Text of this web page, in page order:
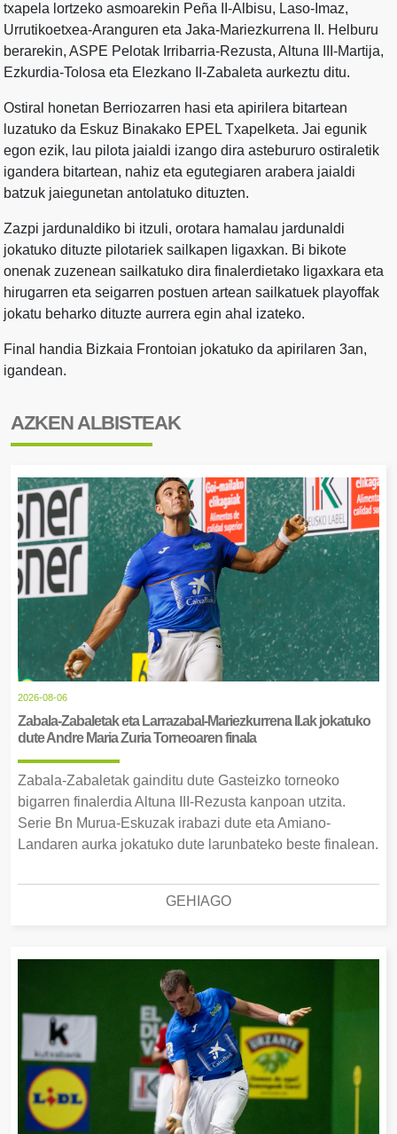
txapela lortzeko asmoarekin Peña II-Albisu, Laso-Imaz,
Urrutikoetxea-Aranguren eta Jaka-Mariezkurrena II. Helburu
berarekin, ASPE Pelotak Irribarria-Rezusta, Altuna III-Martija,
Ezkurdia-Tolosa eta Elezkano II-Zabaleta aurkeztu ditu.
Ostiral honetan Berriozarren hasi eta apirilera bitartean
luzatuko da Eskuz Binakako EPEL Txapelketa. Jai egunik
egon ezik, lau pilota jaialdi izango dira astebururo ostiraletik
igandera bitartean, nahiz eta egutegiaren arabera jaialdi
batzuk jaiegunetan antolatuko dituzten.
Zazpi jardunaldiko bi itzuli, orotara hamalau jardunaldi
jokatuko dituzte pilotariek sailkapen ligaxkan. Bi bikote
onenak zuzenean sailkatuko dira finalerdietako ligaxkara eta
hirugarren eta seigarren postuen artean sailkatuek playoffak
jokatu beharko dituzte aurrera egin ahal izateko.
Final handia Bizkaia Frontoian jokatuko da apirilaren 3an,
igandean.
AZKEN ALBISTEAK
2026-08-06
Zabala-Zabaletak eta Larrazabal-Mariezkurrena II.ak jokatuko
dute Andre Maria Zuria Torneoaren finala
Zabala-Zabaletak gainditu dute Gasteizko torneoko
bigarren finalerdia Altuna III-Rezusta kanpoan utzita.
Serie Bn Murua-Eskuzak irabazi dute eta Amiano-
Landaren aurka jokatuko dute larunbateko beste finalean.
GEHIAGO